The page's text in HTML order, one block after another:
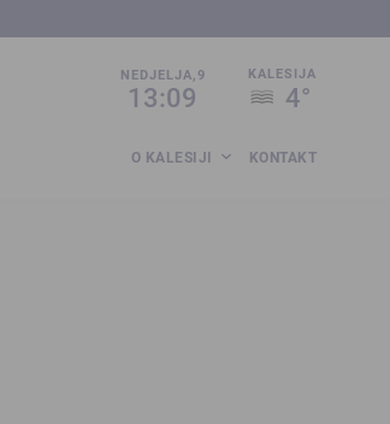
NEDJELJA,9
13:09
KALESIJA
4°
O KALESIJI KONTAKT